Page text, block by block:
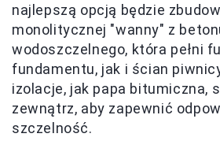
najlepszą opcją będzie
monolitycznej "wanny" z
wodoszczelnego, która pełni
fundamentu, jak i ścian
izolacje, jak papa bitumiczna,
zewnątrz, aby zapewnić
szczelność.